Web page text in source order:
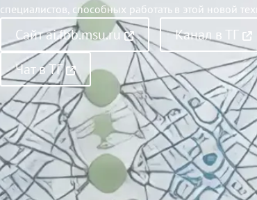
специалистов, способных работать в этой новой
Сайт ai.fbb.msu.ru
Канал в ТГ
Чат в ТГ